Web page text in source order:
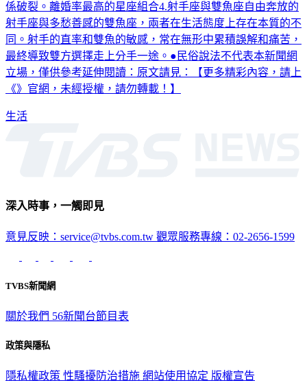
係破裂。離婚率最高的星座組合4.射手座與雙魚座自由奔放的
射手座與多愁善感的雙魚座，兩者在生活態度上存在本質的不
同。射手的直率和雙魚的敏感，常在無形中累積誤解和痛苦，
最終導致雙方選擇走上分手一途。●民俗說法不代表本新聞網
立場，僅供參考延伸閱讀：原文請見：【更多精彩內容，請上
《》官網，未經授權，請勿轉載！】
生活
深入時事，一觸即見
意見反映：service@tvbs.com.tw 觀眾服務專線：02-2656-1599
TVBS新聞網
關於我們 56新聞台節目表
政策與隱私
隱私權政策 性騷擾防治措施 網站使用協定 版權宣告